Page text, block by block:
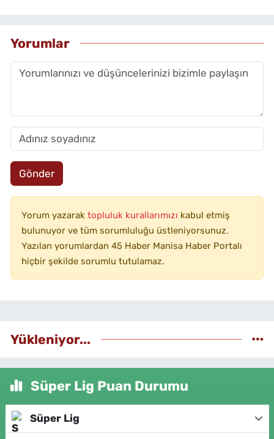
Yorumlar
Gönder
Yorum yazarak topluluk kurallarımızı kabul etmiş
bulunuyor ve tüm sorumluluğu üstleniyorsunuz.
Yazılan yorumlardan 45 Haber Manisa Haber Portalı
hiçbir şekilde sorumlu tutulamaz.
Yükleniyor...
Süper Lig Puan Durumu
Süper Lig